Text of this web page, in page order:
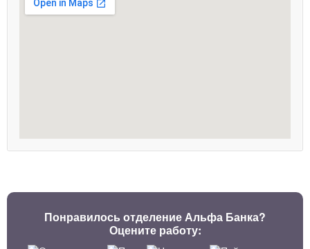
Понравилось отделение Альфа Банка?
Оцените работу: